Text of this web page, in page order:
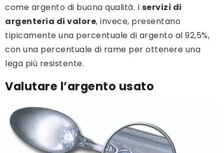
come argento di buona qualità. I servizi di
argenteria di valore, invece, presentano
tipicamente una percentuale di argento al 92,5%,
con una percentuale di rame per ottenere una
lega più resistente.
Valutare l’argento usato